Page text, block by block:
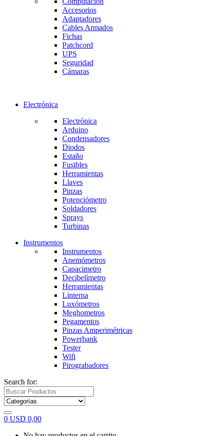
Accesorios
Adaptadores
Cables Armados
Fichas
Patchcord
UPS
Seguridad
Cámaras
Electrónica
Electrónica
Arduino
Condensadores
Diodos
Estaño
Fusibles
Herramientas
Llaves
Pinzas
Potenciómetro
Soldadores
Sprays
Turbinas
Instrumentos
Instrumentos
Anemómetros
Capacimetro
Decibelímetro
Herramientas
Linterna
Luxómetros
Meghometros
Pegamentos
Pinzas Amperimétricas
Powerbank
Tester
Wifi
Pirograbadores
Search for:
0 USD 0,00